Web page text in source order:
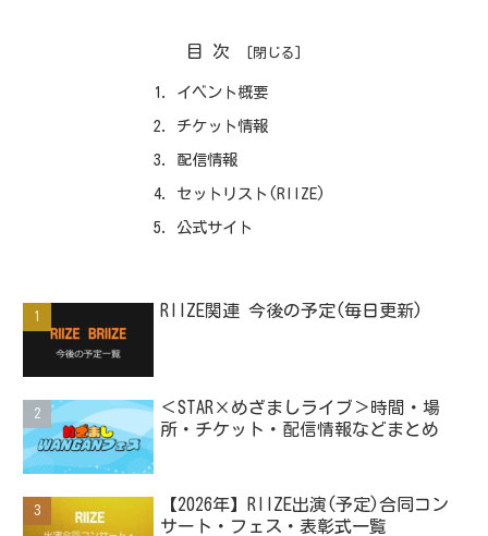
目次
イベント概要
チケット情報
配信情報
セットリスト(RIIZE)
公式サイト
RIIZE関連 今後の予定(毎日更新)
＜STAR×めざましライブ＞時間・場
所・チケット・配信情報などまとめ
【2026年】RIIZE出演(予定)合同コン
サート・フェス・表彰式一覧